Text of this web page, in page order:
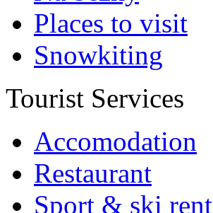
Places to visit
Snowkiting
Tourist Services
Accomodation
Restaurant
Sport & ski rent